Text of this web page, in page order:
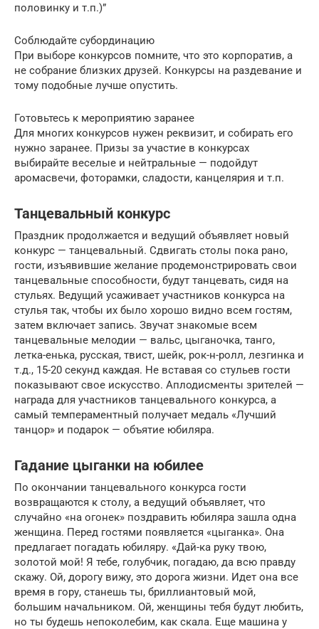
половинку и т.п.)”
Соблюдайте субординацию
При выборе конкурсов помните, что это корпоратив, а
не собрание близких друзей. Конкурсы на раздевание и
тому подобные лучше опустить.
Готовьтесь к мероприятию заранее
Для многих конкурсов нужен реквизит, и собирать его
нужно заранее. Призы за участие в конкурсах
выбирайте веселые и нейтральные — подойдут
аромасвечи, фоторамки, сладости, канцелярия и т.п.
Танцевальный конкурс
Праздник продолжается и ведущий объявляет новый
конкурс — танцевальный. Сдвигать столы пока рано,
гости, изъявившие желание продемонстрировать свои
танцевальные способности, будут танцевать, сидя на
стульях. Ведущий усаживает участников конкурса на
стулья так, чтобы их было хорошо видно всем гостям,
затем включает запись. Звучат знакомые всем
танцевальные мелодии — вальс, цыганочка, танго,
летка-енька, русская, твист, шейк, рок-н-ролл, лезгинка и
т.д., 15-20 секунд каждая. Не вставая со стульев гости
показывают свое искусство. Аплодисменты зрителей —
награда для участников танцевального конкурса, а
самый темпераментный получает медаль «Лучший
танцор» и подарок — объятие юбиляра.
Гадание цыганки на юбилее
По окончании танцевального конкурса гости
возвращаются к столу, а ведущий объявляет, что
случайно «на огонек» поздравить юбиляра зашла одна
женщина. Перед гостями появляется «цыганка». Она
предлагает погадать юбиляру. «Дай-ка руку твою,
золотой мой! Я тебе, голубчик, погадаю, да всю правду
скажу. Ой, дорогу вижу, это дорога жизни. Идет она все
время в гору, станешь ты, бриллиантовый мой,
большим начальником. Ой, женщины тебя будут любить,
но ты будешь непоколебим, как скала. Еще машина у